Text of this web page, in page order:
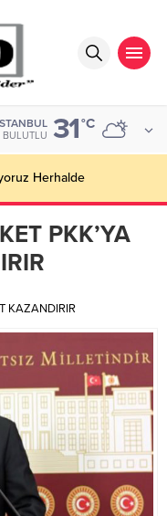
BULUTLU 31°C
Herhalde
PKK’YA
KAZANDIRIR